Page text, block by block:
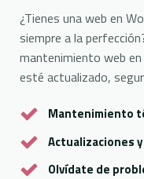
¿Tienes una web en
siempre a la
mantenimiento web
esté actualizado,
Mantenimiento
Actualizaciones
Olvídate de